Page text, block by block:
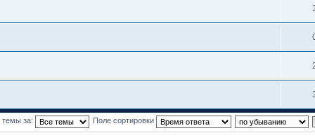
темы за: Поле сортировки